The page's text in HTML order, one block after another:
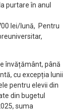
purtare în anul
lei/lună, Pentru
învățământ, până
cu excepția lunii
pentru elevii din
din bugetul
suma